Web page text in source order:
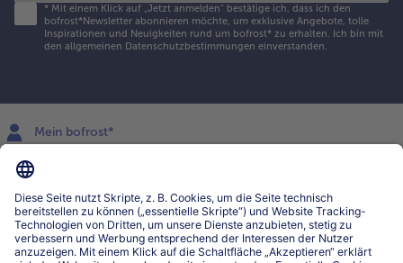
* Mit einem Klick auf „Jetzt anmelden" bestätige ich, dass ich den
bofrost*Newsletter abonnieren möchte, um exklusive Angebote, tolle
Inspirationen und Neuigkeiten rund um bofrost* zu erhalten. Ich bin mit
den allgemeinen Datenschutzbestimmungen einverstanden.
Mein bofrost*
www.bofrost.lu
027863232
Mo-Fr. von 7 bis 20 Uhr